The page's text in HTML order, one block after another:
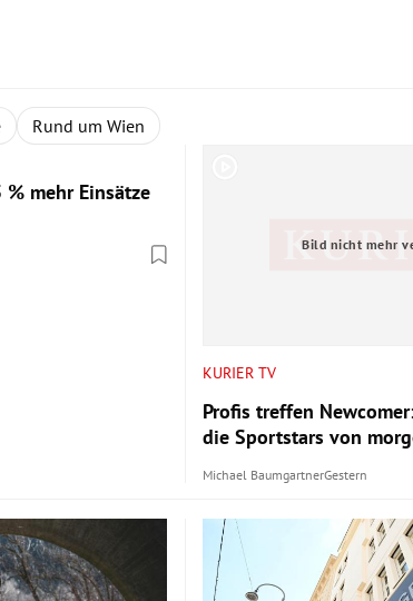
Rund um Wien
mehr Einsätze
Bild nicht mehr
KURIER TV
Profis treffen
die Sportstars von
Michael BaumgartnerGestern